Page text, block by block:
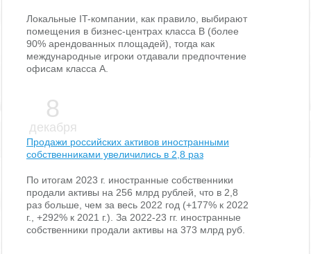
Локальные IT-компании, как правило, выбирают
помещения в бизнес-центрах класса В (более
90% арендованных площадей), тогда как
международные игроки отдавали предпочтение
офисам класса А.
8
декабря
Продажи российских активов иностранными
собственниками увеличились в 2,8 раз
По итогам 2023 г. иностранные собственники
продали активы на 256 млрд рублей, что в 2,8
раз больше, чем за весь 2022 год (+177% к 2022
г., +292% к 2021 г.). За 2022-23 гг. иностранные
собственники продали активы на 373 млрд руб.